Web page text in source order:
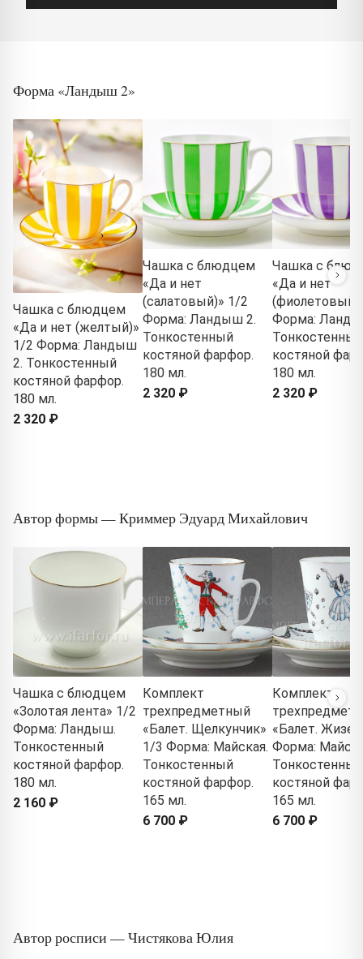
Форма «Ландыш 2»
Чашка с блюдцем
«Да и нет (желтый)»
1/2 Форма: Ландыш
2. Тонкостенный
костяной фарфор.
180 мл.
2 320 ₽
Чашка с блюдцем
«Да и нет
(салатовый)» 1/2
Форма: Ландыш 2.
Тонкостенный
костяной фарфор.
180 мл.
2 320 ₽
Чашка с
«Да и нет
Форма:
Тонкостенный
костяной
180 мл.
2 320 ₽
Автор формы — Криммер Эдуард Михайлович
Чашка с блюдцем
«Золотая лента» 1/2
Форма: Ландыш.
Тонкостенный
костяной фарфор.
180 мл.
2 160 ₽
Комплект
трехпредметный
«Балет. Щелкунчик»
1/3 Форма: Майская.
Тонкостенный
костяной фарфор.
165 мл.
6 700 ₽
Комплект
«Балет.
Форма:
Тонкостенный
костяной
165 мл.
6 700 ₽
Автор росписи — Чистякова Юлия